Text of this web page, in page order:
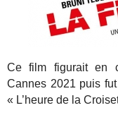
Ce film figurait en
Cannes 2021 puis
« L’heure de la